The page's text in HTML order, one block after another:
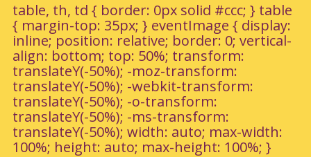
table, th, td { border: 0px solid #ccc; } table
{ margin-top: 35px; } eventImage { display:
inline; position: relative; border: 0; vertical-
align: bottom; top: 50%; transform:
translateY(-50%); -moz-transform:
translateY(-50%); -webkit-transform:
translateY(-50%); -o-transform:
translateY(-50%); -ms-transform:
translateY(-50%); width: auto; max-width:
100%; height: auto; max-height: 100%; }